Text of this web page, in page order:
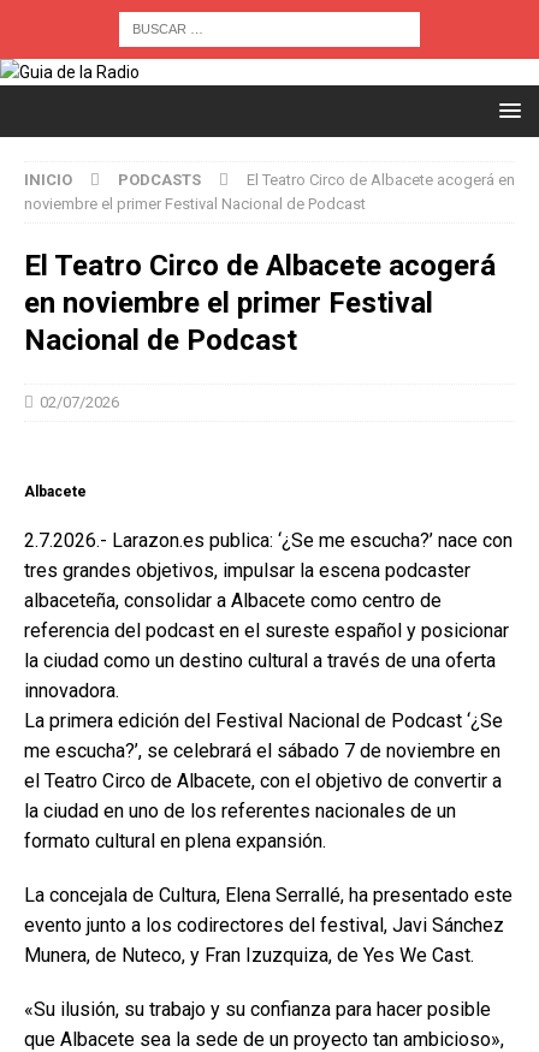
INICIO PODCASTS
El Teatro Circo de Albacete acogerá en
noviembre el primer Festival Nacional de Podcast
El Teatro Circo de Albacete acogerá
en noviembre el primer Festival
Nacional de Podcast
02/07/2026
Albacete
2.7.2026.- Larazon.es publica: ‘¿Se me escucha?’ nace con
tres grandes objetivos, impulsar la escena podcaster
albaceteña, consolidar a Albacete como centro de
referencia del podcast en el sureste español y posicionar
la ciudad como un destino cultural a través de una oferta
innovadora.
La primera edición del Festival Nacional de Podcast ‘¿Se
me escucha?’, se celebrará el sábado 7 de noviembre en
el Teatro Circo de Albacete, con el objetivo de convertir a
la ciudad en uno de los referentes nacionales de un
formato cultural en plena expansión.
La concejala de Cultura, Elena Serrallé, ha presentado este
evento junto a los codirectores del festival, Javi Sánchez
Munera, de Nuteco, y Fran Izuzquiza, de Yes We Cast.
«Su ilusión, su trabajo y su confianza para hacer posible
que Albacete sea la sede de un proyecto tan ambicioso»,